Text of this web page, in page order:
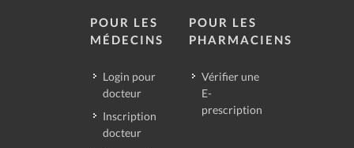
POUR LES
MÉDECINS
Login pour
docteur
Inscription
docteur
POUR LES
PHARMACIENS
Vérifier une
E-
prescription